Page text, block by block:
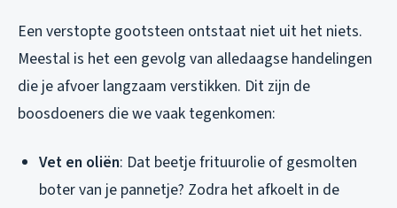
Een verstopte gootsteen ontstaat niet uit het niets.
Meestal is het een gevolg van alledaagse handelingen
die je afvoer langzaam verstikken. Dit zijn de
boosdoeners die we vaak tegenkomen:
Vet en oliën: Dat beetje frituurolie of gesmolten
boter van je pannetje? Zodra het afkoelt in de